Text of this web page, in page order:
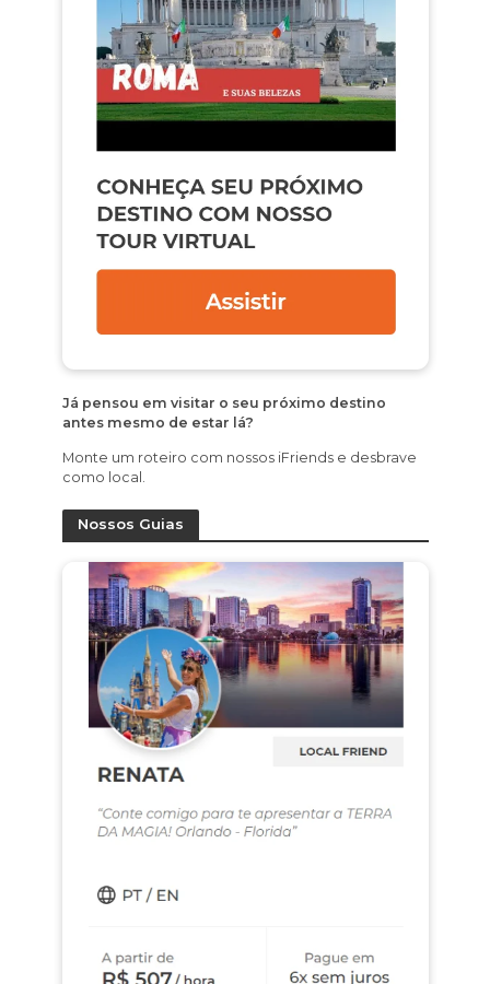
Já pensou em visitar o seu próximo destino
antes mesmo de estar lá?
Monte um roteiro com nossos iFriends e desbrave
como local.
Nossos Guias